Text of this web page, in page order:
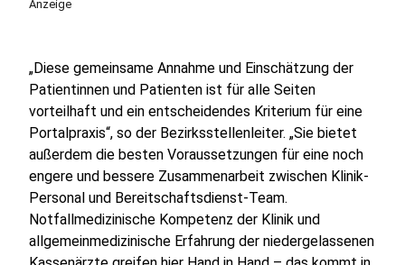
Anzeige
„Diese gemeinsame Annahme und Einschätzung der
Patientinnen und Patienten ist für alle Seiten
vorteilhaft und ein entscheidendes Kriterium für eine
Portalpraxis“, so der Bezirksstellenleiter. „Sie bietet
außerdem die besten Voraussetzungen für eine noch
engere und bessere Zusammenarbeit zwischen Klinik-
Personal und Bereitschaftsdienst-Team.
Notfallmedizinische Kompetenz der Klinik und
allgemeinmedizinische Erfahrung der niedergelassenen